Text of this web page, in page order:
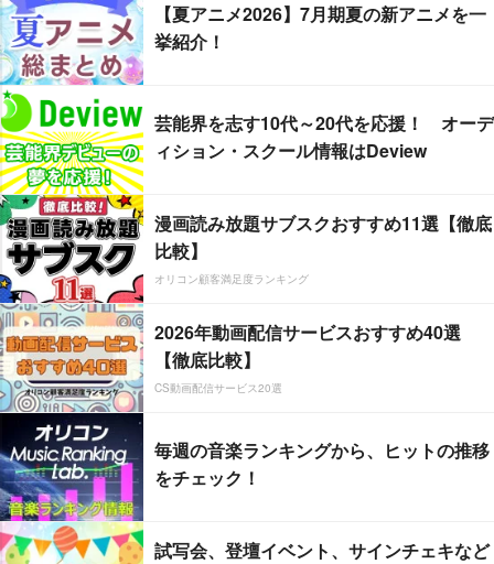
【夏アニメ2026】7月期夏の新アニメを一
挙紹介！
芸能界を志す10代～20代を応援！ オーデ
ィション・スクール情報はDeview
漫画読み放題サブスクおすすめ11選【徹底
比較】
オリコン顧客満足度ランキング
2026年動画配信サービスおすすめ40選
【徹底比較】
CS動画配信サービス20選
毎週の音楽ランキングから、ヒットの推移
をチェック！
試写会、登壇イベント、サインチェキなど